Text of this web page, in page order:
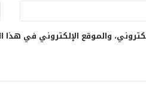
والموقع الإلكتروني في